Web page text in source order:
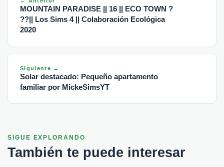
MOUNTAIN PARADISE || 16 || ECO TOWN ?
??|| Los Sims 4 || Colaboración Ecológica
2020
Siguiente →
Solar destacado: Pequeño apartamento
familiar por MickeSimsYT
SIGUE EXPLORANDO
También te puede interesar